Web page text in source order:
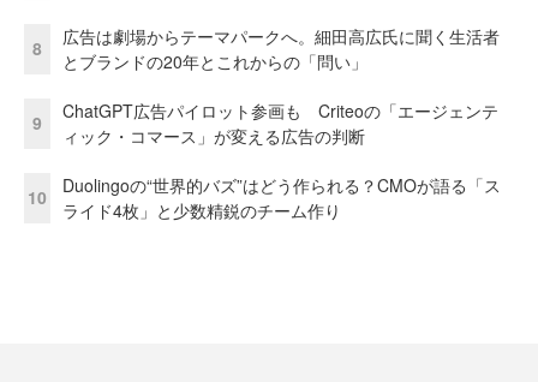
8
広告は劇場からテーマパークへ。細田高広氏に聞く生活者
とブランドの20年とこれからの「問い」
9
ChatGPT広告パイロット参画も Criteoの「エージェンテ
ィック・コマース」が変える広告の判断
10
Duolingoの“世界的バズ”はどう作られる？CMOが語る「ス
ライド4枚」と少数精鋭のチーム作り